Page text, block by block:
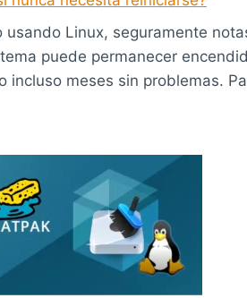
usando Linux, seguramente
puede permanecer
incluso meses sin problemas.